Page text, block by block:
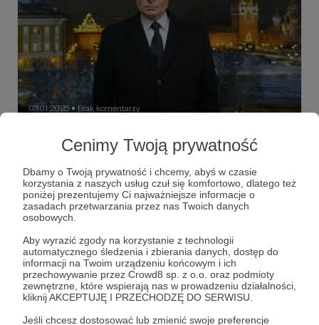
Cenimy Twoją prywatność
Dbamy o Twoją prywatność i chcemy, abyś w czasie
korzystania z naszych usług czuł się komfortowo, dlatego też
poniżej prezentujemy Ci najważniejsze informacje o
zasadach przetwarzania przez nas Twoich danych
osobowych.
Aby wyrazić zgody na korzystanie z technologii
automatycznego śledzenia i zbierania danych, dostęp do
informacji na Twoim urządzeniu końcowym i ich
przechowywanie przez Crowd8 sp. z o.o. oraz podmioty
zewnętrzne, które wspierają nas w prowadzeniu działalności,
kliknij AKCEPTUJĘ I PRZECHODZĘ DO SERWISU.
Jeśli chcesz dostosować lub zmienić swoje preferencje
03.01.2025 ● Brak komentarzy
Umieralnia
W swym noworocznym wystąpieniu putin kreślił wizję rosji
imperialnej, gospodarczo i militarnie potężnej, silnej także
witalnością swoich obywateli. Ciekaw jestem, czy ci,
którzy go słuchali – w niedogrzanych i rozpadających się
domach na głubince – też mieli poczucie głębokiego
„odklejenia”, jakie udzieliło się rosyjskiemu przywódcy.
putin rosja epidemia HIV/AIDS +5